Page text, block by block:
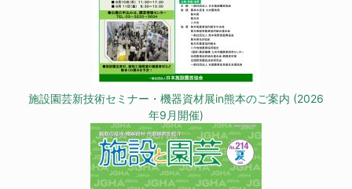
施設園芸新技術セミナー・機器資材展in熊本のご案内 (2026
年9月開催)